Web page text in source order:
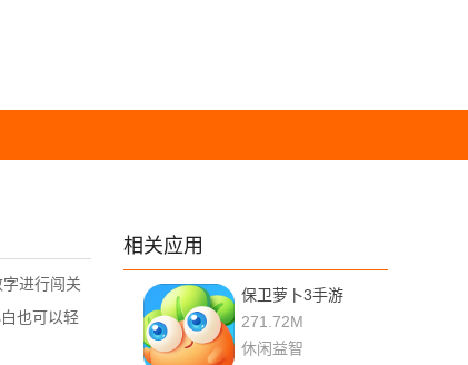
进行闯关
也可以轻
相关应用
保卫萝卜3手游
271.72M
休闲益智